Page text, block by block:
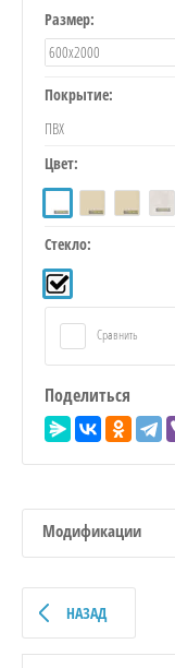
Размер:
600х2000
Покрытие:
ПВХ
Цвет:
Стекло:
Сравнить
Поделиться
Модификации
НАЗАД